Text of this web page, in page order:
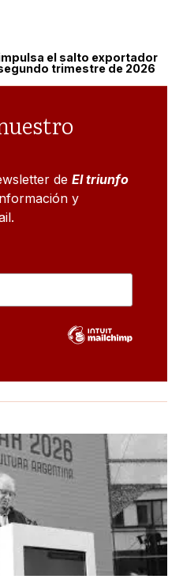
el salto exportador
trimestre de 2026
de El triunfo
y